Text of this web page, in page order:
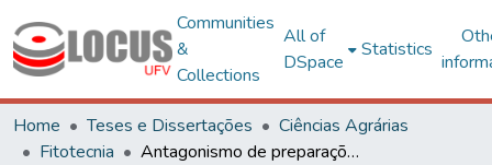
Communities
&
Collections
All of
DSpace
Statistics
Home Teses e Dissertações
Ciências Agrárias
Fitotecnia
Antagonismo de preparações homeopáticas na fotossíntese de plantas de Ruta graveolens (L.)